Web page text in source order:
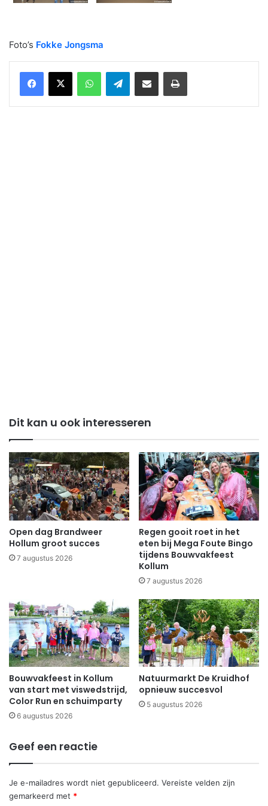
Foto’s Fokke Jongsma
WhatsAppTelegramDelen via Email Print
Dit kan u ook interesseren
Open dag Brandweer
Hollum groot succes
7 augustus 2026
Regen gooit roet in het
eten bij Mega Foute Bingo
tijdens Bouwvakfeest
Kollum
7 augustus 2026
Bouwvakfeest in Kollum
van start met viswedstrijd,
Color Run en schuimparty
6 augustus 2026
Natuurmarkt De Kruidhof
opnieuw succesvol
5 augustus 2026
Geef een reactie
Je e-mailadres wordt niet gepubliceerd. Vereiste velden zijn
gemarkeerd met *